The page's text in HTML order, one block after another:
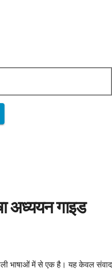
अध्ययन गाइड
भाषाओं में से एक है। यह केवल संवाद